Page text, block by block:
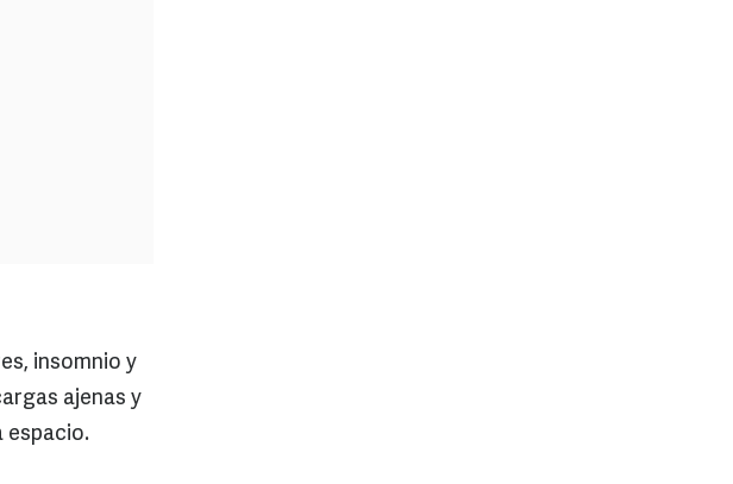
insomnio y
ajenas y
espacio.